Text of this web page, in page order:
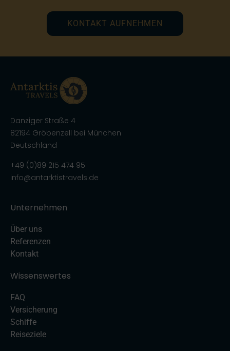
KONTAKT AUFNEHMEN
Danziger Straße 4
82194 Gröbenzell bei München
Deutschland
+49 (0)89 215 474 95
info@antarktistravels.de
Unternehmen
Über uns
Referenzen
Kontakt
Wissenswertes
FAQ
Versicherung
Schiffe
Reiseziele